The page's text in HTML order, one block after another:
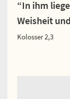
“In ihm
Weisheit
Kolosser 2,3